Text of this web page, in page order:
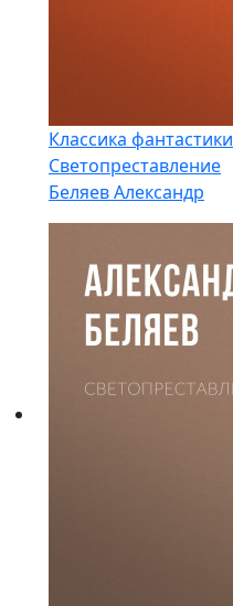
Классика фантастики
Светопреставление
Беляев Александр